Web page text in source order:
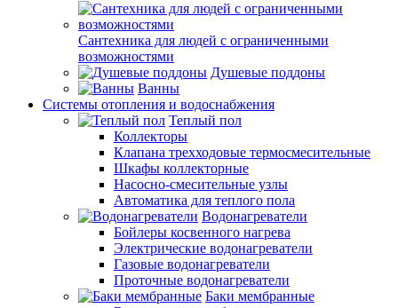
Сантехника для людей с ограниченными
возможностями
Душевые поддоны
Ванны
Системы отопления и водоснабжения
Теплый пол
Коллекторы
Клапана трехходовые термосмесительные
Шкафы коллекторные
Насосно-смесительные узлы
Автоматика для теплого пола
Водонагреватели
Бойлеры косвенного нагрева
Электрические водонагреватели
Газовые водонагреватели
Проточные водонагреватели
Баки мембранные